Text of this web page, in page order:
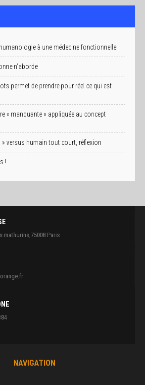
à une médecine fonctionnelle
n’aborde
permet de prendre pour réel ce qui est
« manquante » appliquée au concept
» versus humain tout court, réflexion
!
mathurins,75008 Paris
NAVIGATION